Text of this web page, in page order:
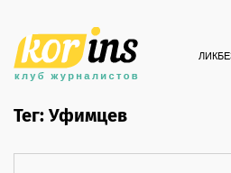
Тег: Уфимцев